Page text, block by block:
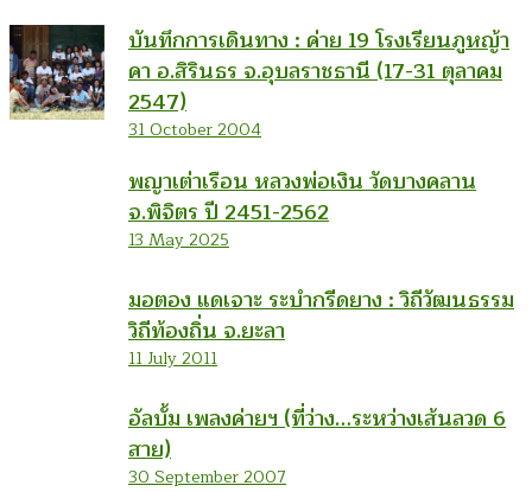
บันทึกการเดินทาง : ค่าย 19 โรงเรียนภูหญ้า
คา อ.สิรินธร จ.อุบลราชธานี (17-31 ตุลาคม
2547)
31 October 2004
พญาเต่าเรือน หลวงพ่อเงิน วัดบางคลาน
จ.พิจิตร ปี 2451-2562
13 May 2025
มอตอง แดเจาะ ระบำกรีดยาง : วิถีวัฒนธรรม
วิถีท้องถิ่น จ.ยะลา
11 July 2011
อัลบั้ม เพลงค่ายฯ (ที่ว่าง…ระหว่างเส้นลวด 6
สาย)
30 September 2007